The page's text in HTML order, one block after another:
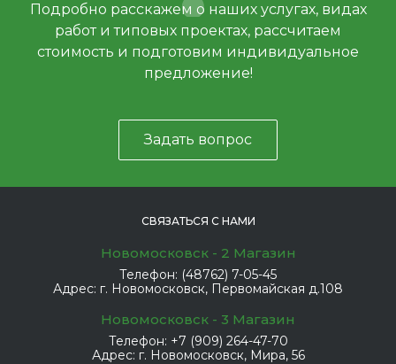
Подробно расскажем о наших услугах, видах
работ и типовых проектах, рассчитаем
стоимость и подготовим индивидуальное
предложение!
Задать вопрос
СВЯЗАТЬСЯ С НАМИ
Новомосковск - 2 Магазин
Телефон: (48762) 7-05-45
Адрес: г. Новомосковск, Первомайская д.108
Новомосковск - 3 Магазин
Телефон: +7 (909) 264-47-70
Адрес: г. Новомосковск, Мира, 56